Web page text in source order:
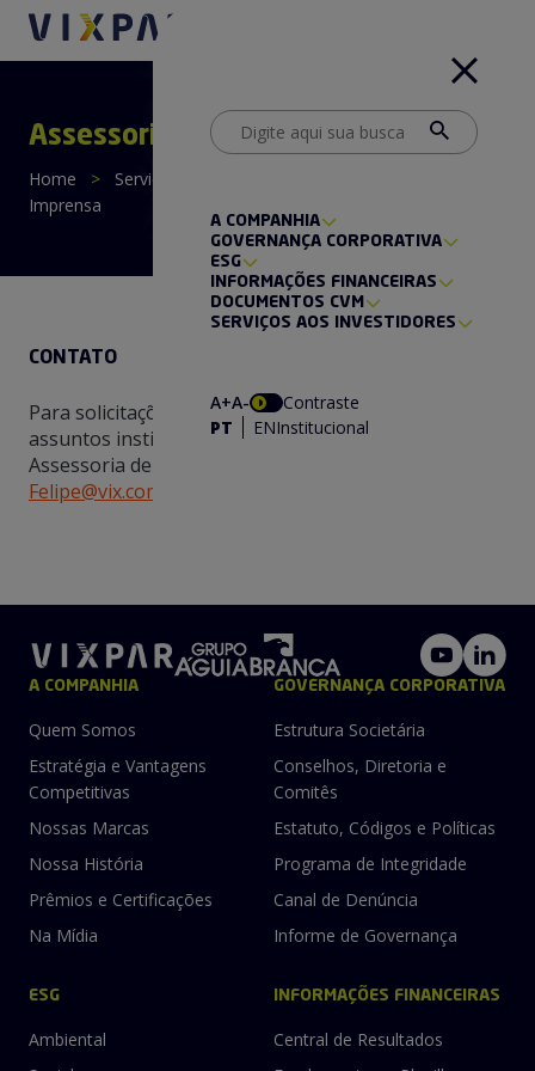
A COMPANHIA
GOVERNANÇA CORPORATIVA
ESG
INFORMAÇÕES FINANCEIRAS
DOCUMENTOS CVM
SERVIÇOS AOS INVESTIDORES
A+A-
Contraste
PT
ENInstitucional
Assessoria de Imprensa
Home > Serviços aos Investidores
Imprensa
CONTATO
Para solicitações de imprensa, entrevistas e demais
assuntos institucionais, entre em contato com nossa
Assessoria de Imprensa pelo e-mail
Felipe@vix.com.br
A COMPANHIA
Quem Somos
Estratégia e Vantagens
Competitivas
Nossas Marcas
Nossa História
Prêmios e Certificações
Na Mídia
GOVERNANÇA CORPORATIVA
Estrutura Societária
Conselhos, Diretoria e
Comitês
Estatuto, Códigos e Políticas
Programa de Integridade
Canal de Denúncia
Informe de Governança
ESG
Ambiental
INFORMAÇÕES FINANCEIRAS
Central de Resultados